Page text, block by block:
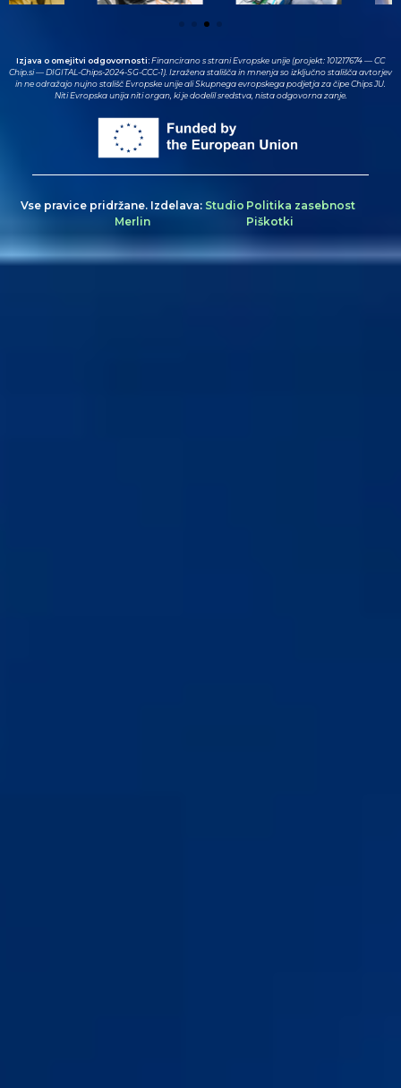
Izjava o omejitvi odgovornosti:Financirano s strani Evropske unije (projekt: 101217674 — CC
Chip.si — DIGITAL-Chips-2024-SG-CCC-1). Izražena stališča in mnenja so izključno stališča avtorjev
in ne odražajo nujno stališč Evropske unije ali Skupnega evropskega podjetja za čipe Chips JU.
Niti Evropska unija niti organ, ki je dodelil sredstva, nista odgovorna zanje.
Vse pravice pridržane. Izdelava: Studio
Merlin
Politika zasebnost
Piškotki